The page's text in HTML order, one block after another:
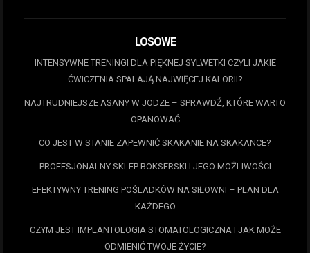
LOSOWE
INTENSYWNE TRENINGI DLA PIĘKNEJ SYLWETKI CZYLI JAKIE
ĆWICZENIA SPALAJĄ NAJWIĘCEJ KALORII?
NAJTRUDNIEJSZE ASANY W JODZE – SPRAWDŹ, KTÓRE WARTO
OPANOWAĆ
CO JEST W STANIE ZAPEWNIĆ SKAKANIE NA SKAKANCE?
PROFESJONALNY SKLEP BOKSERSKI I JEGO MOŻLIWOŚCI
EFEKTYWNY TRENING POŚLADKÓW NA SIŁOWNI – PLAN DLA
KAŻDEGO
CZYM JEST IMPLANTOLOGIA STOMATOLOGICZNA I JAK MOŻE
ODMIENIĆ TWOJE ŻYCIE?